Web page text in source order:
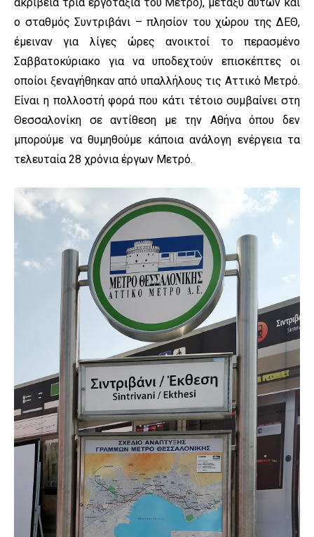
ο σταθμός Συντριβάνι – πλησίον του χώρου της ΔΕΘ,
έμειναν για λίγες ώρες ανοικτοί το περασμένο
Σαββατοκύριακο για να υποδεχτούν επισκέπτες οι
οποίοι ξεναγήθηκαν από υπαλλήλους τις Αττικό Μετρό.
Είναι η πολλοστή φορά που κάτι τέτοιο συμβαίνει στη
Θεσσαλονίκη σε αντίθεση με την Αθήνα όπου δεν
μπορούμε να θυμηθούμε κάποια ανάλογη ενέργεια τα
τελευταία 28 χρόνια έργων Μετρό.